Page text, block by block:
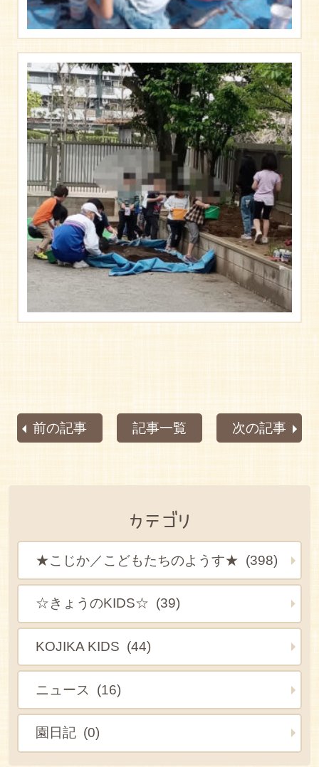
前の記事 記事一覧 次の記事
カテゴリ
★こじか／こどもたちのようす★ (398)
☆きょうのKIDS☆ (39)
KOJIKA KIDS (44)
ニュース (16)
園日記 (0)